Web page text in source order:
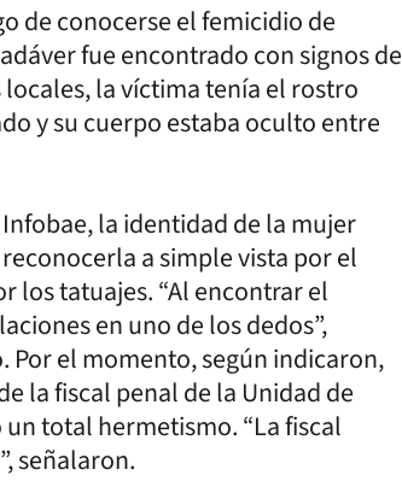
de conocerse el femicidio de
fue encontrado con signos de
la víctima tenía el rostro
y su cuerpo estaba oculto entre
la identidad de la mujer
a simple vista por el
los tatuajes. “Al encontrar el
en uno de los dedos”,
Por el momento, según indicaron,
la fiscal penal de la Unidad de
total hermetismo. “La fiscal
señalaron.